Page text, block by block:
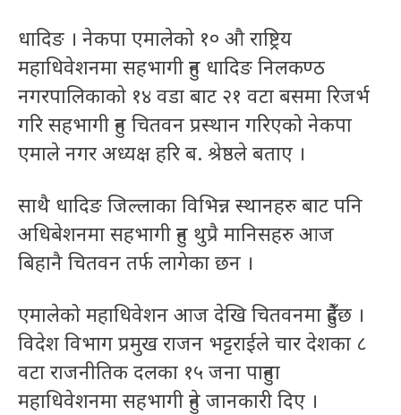
धादिङ । नेकपा एमालेको १० औ राष्ट्रिय
महाधिवेशनमा सहभागी हुन धादिङ निलकण्ठ
नगरपालिकाको १४ वडा बाट २१ वटा बसमा रिजर्भ
गरि सहभागी हुन चितवन प्रस्थान गरिएको नेकपा
एमाले नगर अध्यक्ष हरि ब. श्रेष्ठले बताए ।
साथै धादिङ जिल्लाका विभिन्न स्थानहरु बाट पनि
अधिबेशनमा सहभागी हुन थुप्रै मानिसहरु आज
बिहानै चितवन तर्फ लागेका छन ।
एमालेको महाधिवेशन आज देखि चितवनमा हुँदैछ ।
विदेश विभाग प्रमुख राजन भट्टराईले चार देशका ८
वटा राजनीतिक दलका १५ जना पाहुना
महाधिवेशनमा सहभागी हुने जानकारी दिए ।